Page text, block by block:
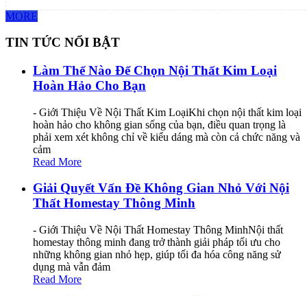
MORE
TIN TỨC NỔI BẬT
Làm Thế Nào Để Chọn Nội Thất Kim Loại
Hoàn Hảo Cho Bạn
- Giới Thiệu Về Nội Thất Kim LoạiKhi chọn nội thất kim loại
hoàn hảo cho không gian sống của bạn, điều quan trọng là
phải xem xét không chỉ về kiểu dáng mà còn cả chức năng và
cảm
Read More
Giải Quyết Vấn Đề Không Gian Nhỏ Với Nội
Thất Homestay Thông Minh
- Giới Thiệu Về Nội Thất Homestay Thông MinhNội thất
homestay thông minh đang trở thành giải pháp tối ưu cho
những không gian nhỏ hẹp, giúp tối đa hóa công năng sử
dụng mà vẫn đảm
Read More